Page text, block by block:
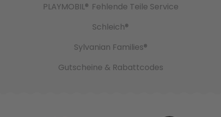
PLAYMOBIL® Fehlende Teile Service
Schleich®
Sylvanian Families®
Gutscheine & Rabattcodes